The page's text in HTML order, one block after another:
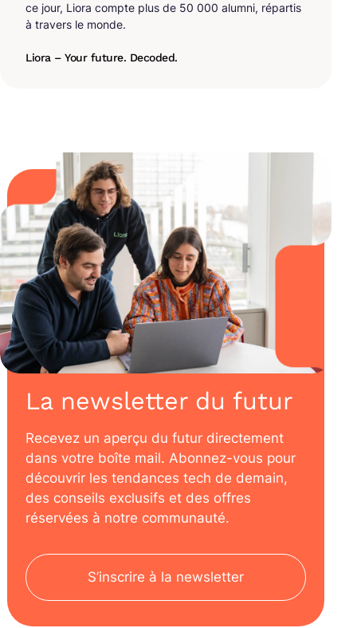
ce jour, Liora compte plus de 50 000 alumni, répartis
à travers le monde.
Liora – Your future. Decoded.
La newsletter du futur
Recevez un aperçu du futur directement
dans votre boîte mail. Abonnez-vous pour
découvrir les tendances tech de demain,
des conseils exclusifs et des offres
réservées à notre communauté.
S’inscrire à la newsletter